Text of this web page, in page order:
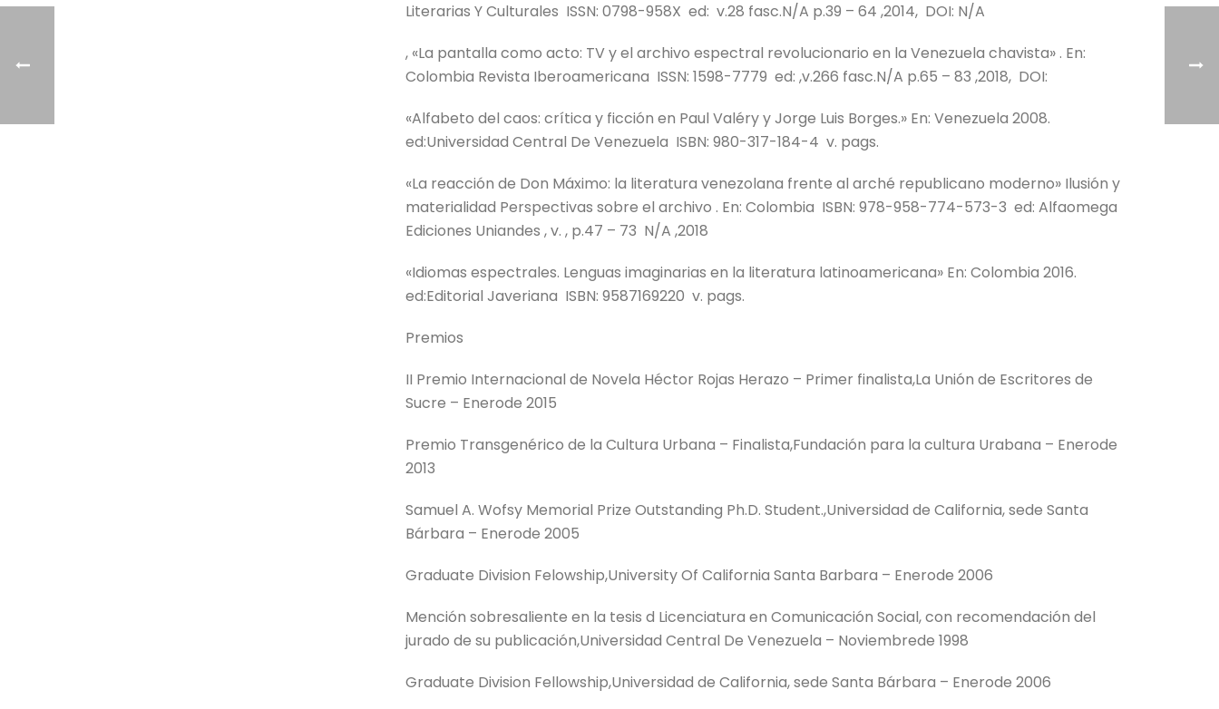
Literarias Y Culturales ISSN: 0798-958X ed: v.28 fasc.N/A p.39 – 64 ,2014, DOI: N/A
, «La pantalla como acto: TV y el archivo espectral revolucionario en la Venezuela chavista» . En:
Colombia Revista Iberoamericana ISSN: 1598-7779 ed: ,v.266 fasc.N/A p.65 – 83 ,2018, DOI:
«Alfabeto del caos: crítica y ficción en Paul Valéry y Jorge Luis Borges.» En: Venezuela 2008.
ed:Universidad Central De Venezuela ISBN: 980-317-184-4 v. pags.
«La reacción de Don Máximo: la literatura venezolana frente al arché republicano moderno» Ilusión y
materialidad Perspectivas sobre el archivo . En: Colombia ISBN: 978-958-774-573-3 ed: Alfaomega
Ediciones Uniandes , v. , p.47 – 73 N/A ,2018
«Idiomas espectrales. Lenguas imaginarias en la literatura latinoamericana» En: Colombia 2016.
ed:Editorial Javeriana ISBN: 9587169220 v. pags.
Premios
II Premio Internacional de Novela Héctor Rojas Herazo – Primer finalista,La Unión de Escritores de
Sucre – Enerode 2015
Premio Transgenérico de la Cultura Urbana – Finalista,Fundación para la cultura Urabana – Enerode
2013
Samuel A. Wofsy Memorial Prize Outstanding Ph.D. Student.,Universidad de California, sede Santa
Bárbara – Enerode 2005
Graduate Division Felowship,University Of California Santa Barbara – Enerode 2006
Mención sobresaliente en la tesis d Licenciatura en Comunicación Social, con recomendación del
jurado de su publicación,Universidad Central De Venezuela – Noviembrede 1998
Graduate Division Fellowship,Universidad de California, sede Santa Bárbara – Enerode 2006